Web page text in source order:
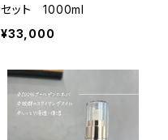
セット 1000ml
¥33,000